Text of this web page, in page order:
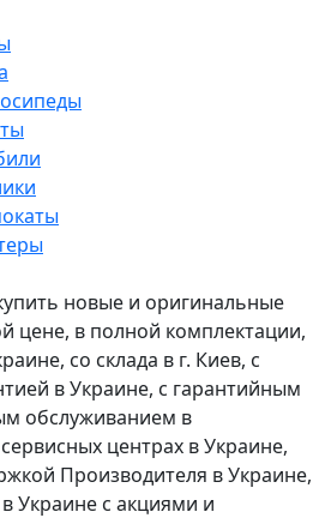
новые и оригинальные
цене, в полной комплектации,
со склада в г. Киев, с
в Украине, с гарантийным
обслуживанием в
центрах в Украине,
Производителя в Украине,
Украине с акциями и